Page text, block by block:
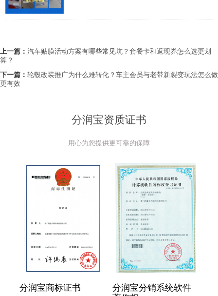
上一篇： 汽车贴膜活动方案有哪些常见坑？套餐卡和返现券怎么选更划
算？
下一篇： 轮毂改装推广为什么难转化？车主会员与老带新裂变玩法怎么做
更有效
分润宝资质证书
用心为您提供更可靠的保障
分润宝商标证书
分润宝分销系统软件